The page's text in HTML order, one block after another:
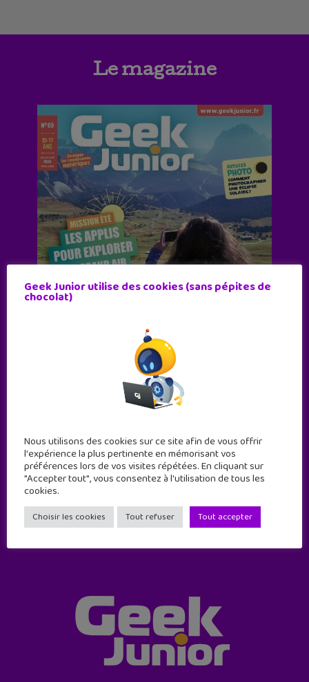
Le magazine
Abonne-toi !
11 numéros par an
JE M'ABONNE !
Geek Junior utilise des cookies (sans pépites de
chocolat)
Nous utilisons des cookies sur ce site afin de vous offrir
l'expérience la plus pertinente en mémorisant vos
préférences lors de vos visites répétées. En cliquant sur
"Accepter tout", vous consentez à l'utilisation de tous les
cookies.
Choisir les cookies Tout refuser Tout accepter